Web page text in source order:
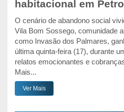
habitacional em
O cenário de abandono social
Vila Bom Sossego, comunidade
como Invasão dos Palmares,
última quinta-feira (17), durante
relatos emocionantes e
Mais...
Ver Mais